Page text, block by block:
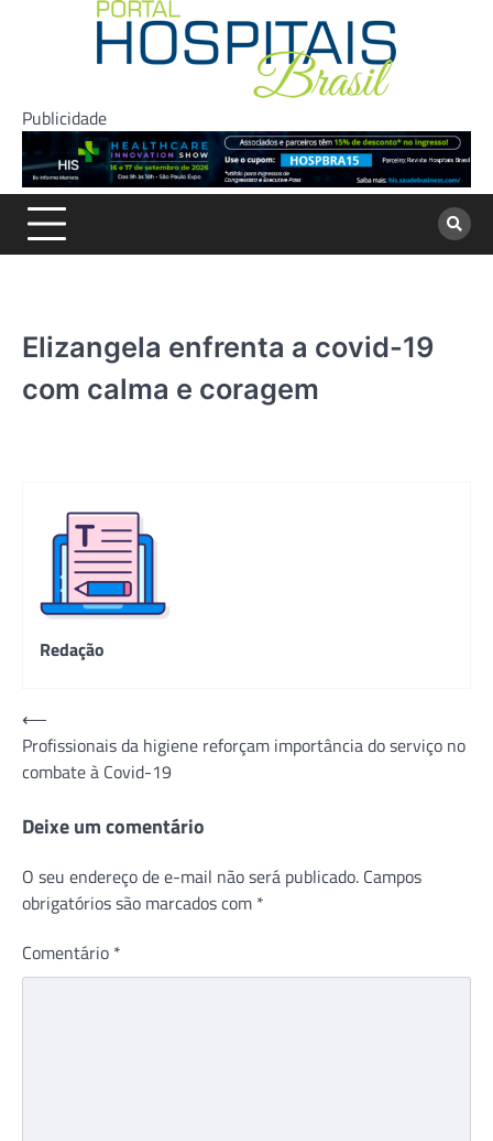
Publicidade
Elizangela enfrenta a covid-19
com calma e coragem
Redação
Navegação
de
Post
⟵
Profissionais da higiene reforçam importância do serviço no
combate à Covid-19
Deixe um comentário
O seu endereço de e-mail não será publicado. Campos
obrigatórios são marcados com *
Comentário *